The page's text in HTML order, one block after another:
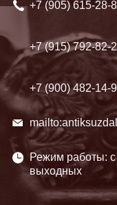
+7 (905)615-28-
+7 (915)792-82-
+7 (900)482-14-
Режим работы:
выходных